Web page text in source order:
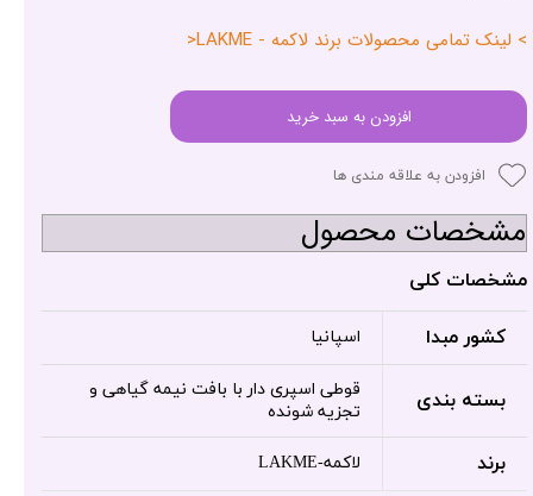
> لینک تمامی محصولات برند لاکمه - LAKME<
افزودن به سبد خرید
افزودن به علاقه مندی ها
مشخصات محصول
مشخصات کلی
کشور مبدا اسپانیا
بسته بندی
قوطی اسپری دار با بافت نیمه گیاهی و
تجزیه شونده
برند لاکمه-LAKME